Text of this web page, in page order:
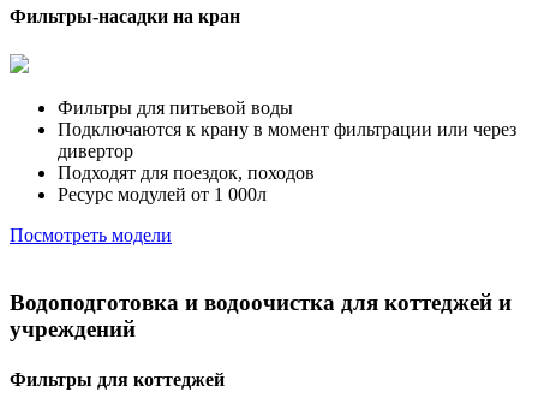
Фильтры-насадки на кран
Фильтры для питьевой воды
Подключаются к крану в момент фильтрации или через
дивертор
Подходят для поездок, походов
Ресурс модулей от 1 000л
Посмотреть модели
Водоподготовка и водоочистка для коттеджей и
учреждений
Фильтры для коттеджей